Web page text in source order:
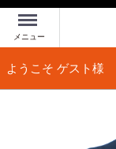
Menu
メニュー
ようこそ ゲスト様